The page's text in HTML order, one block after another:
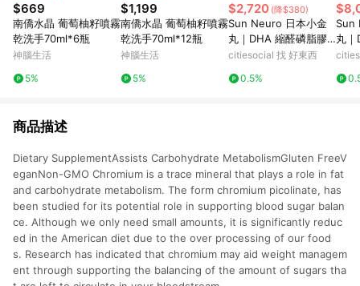
$669
南僑水晶 葡萄柚籽噴霧
乾洗手70ml*6瓶
神腦生活
5%
$1,199
南僑水晶 葡萄柚籽噴霧
乾洗手70ml*12瓶
神腦生活
5%
$2,720 (降$380)
Sun Neuro 日本小金
丸｜DHA 縮醛磷脂膠
囊（海鞘萃取）（1
citiesocial 找 好東西
0.5%
Sun
丸｜
囊（
商品描述
Dietary SupplementAssists Carbohydrate MetabolismGluten FreeV
eganNon-GMO Chromium is a trace mineral that plays a role in fat
and carbohydrate metabolism. The form chromium picolinate, has
been studied for its potential role in supporting blood sugar balan
ce. Although we only need small amounts, it is significantly reduc
ed in the American diet due to the over processing of our food
s. Research has indicated that chromium may aid weight managem
ent through supporting the balancing of the amount of sugars tha